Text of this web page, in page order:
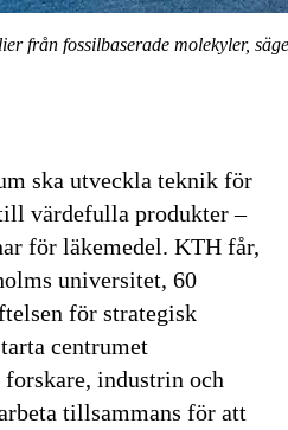
från fossilbaserade molekyler,
ska utveckla teknik för
värdefulla produkter –
för läkemedel. KTH får,
universitet, 60
för strategisk
centrumet
industrin och
tillsammans för att